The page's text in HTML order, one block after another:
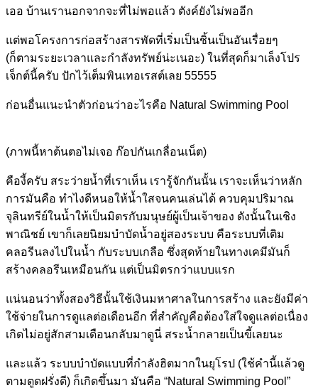
เออ บ้านเรานอกจากจะที่ไม่พอแล้ว ตังค์ยังไม่พออีก
แต่พอโครงการก่อสร้างสารพัดที่เริ่มเป็นชิ้นเป็นอันเรื่อยๆ
(ก็ตามระยะเวลาและกำลังทรัพย์น่ะเนอะ) ในที่สุดก็มาเล็งโปร
เจ็กต์นี้ครับ ปักไว้เต็มพินเทอเรสต์เลย 55555
ก่อนอื่นแนะนำตัวก่อนว่าอะไรคือ Natural Swimming Pool
(ภาพนี้หาต้นตอไม่เจอ ก๊อปกันเกลื่อนเน็ต)
คืองี้ครับ สระว่ายน้ำที่เราเห็น เรารู้จักกันนั้น เราจะเห็นว่าหลัก
การมันคือ ทำไงดีหนอให้น้ำใสจนคนเล่นได้ ควบคุมปริมาณ
จุลินทรีย์ในน้ำให้เป็นมิตรกับมนุษย์ผู้เป็นเจ้าของ ดังนั้นในเชิง
พาณิชย์ เขาก็เลยนิยมบำบัดน้ำอยู่สองระบบ คือระบบที่เติม
คลอรีนลงไปในน้ำ กับระบบเกลือ ซึ่งสุดท้ายในทางเคมีมันก็
สร้างคลอรีนเหมือนกัน แต่เป็นมิตรกว่าแบบแรก
แน่นอนว่าทั้งสองวิธีนั้นใช้เงินมหาศาลในการสร้าง และยังมีค่า
ใช้จ่ายในการดูแลต่อเดือนอีก ที่สำคัญคือต้องใส่ใจดูแลต่อเนื่อง
เกิดไม่อยู่สักสามเดือนกลับมาดูนี่ สระน้ำกลายเป็นขี้เลยนะ
และแล้ว ระบบบำบัดแบบที่กำลังฮิตมากในยุโรป (ใช้คำนี้แล้วดู
ตามตูดฝรั่งดี) ก็เกิดขึ้นมา มันคือ “Natural Swimming Pool”